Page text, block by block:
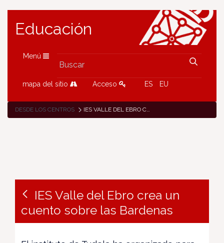
Educación
Menú
mapa del sitio Acceso ES EU
DESDE LOS CENTROS IES VALLE DEL EBRO CREA UN CUENTO SOBRE LAS BARDENAS
IES Valle del Ebro crea un
cuento sobre las Bardenas